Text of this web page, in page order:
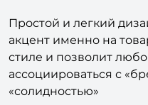
Простой и легкий
акцент именно на
стиле и позволит
ассоциироваться с